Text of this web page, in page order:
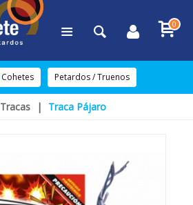
0
Cohetes Petardos / Truenos
Tracas | Traca Pájaro